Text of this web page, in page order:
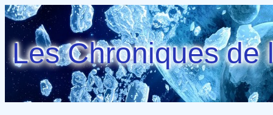
Les Chroniques de